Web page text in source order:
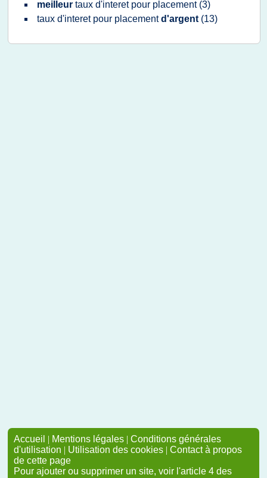
meilleur taux d'interet pour placement (3)
taux d'interet pour placementd'argent (13)
Accueil | Mentions légales | Conditions générales
d'utilisation | Utilisation des cookies | Contact à propos
de cette page
Pour ajouter ou supprimer un site, voir l'article 4 des